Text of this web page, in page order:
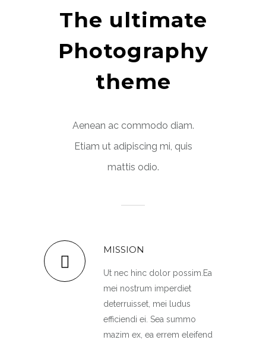
The ultimate
Photography
theme
Aenean ac commodo diam.
Etiam ut adipiscing mi, quis
mattis odio.
MISSION
Ut nec hinc dolor possim.Ea
mei nostrum imperdiet
deterruisset, mei ludus
efficiendi ei. Sea summo
mazim ex, ea errem eleifend